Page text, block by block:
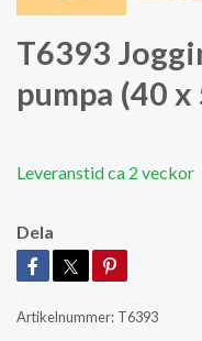
T6393
pumpa (40 x
Leveranstid ca 2 veckor
Dela
Artikelnummer: T6393